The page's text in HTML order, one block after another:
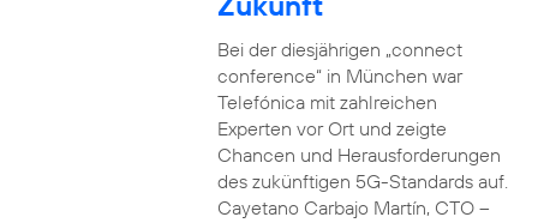
Bei der diesjährigen „connect
conference“ in München war
Telefónica mit zahlreichen
Experten vor Ort und zeigte
Chancen und Herausforderungen
des zukünftigen 5G-Standards auf.
Cayetano Carbajo Martín, CTO –